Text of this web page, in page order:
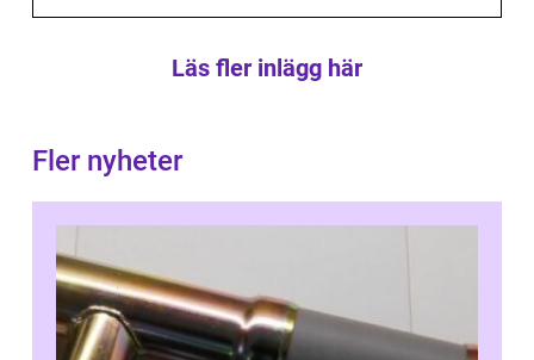
Läs fler inlägg här
Fler nyheter